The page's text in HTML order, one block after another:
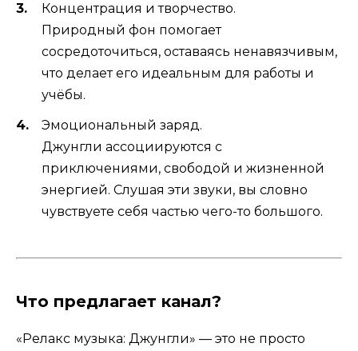
Концентрация и творчество.
Природный фон помогает
сосредоточиться, оставаясь ненавязчивым,
что делает его идеальным для работы и
учёбы.
Эмоциональный заряд.
Джунгли ассоциируются с
приключениями, свободой и жизненной
энергией. Слушая эти звуки, вы словно
чувствуете себя частью чего-то большого.
Что предлагает канал?
«Релакс музыка: Джунгли» — это не просто